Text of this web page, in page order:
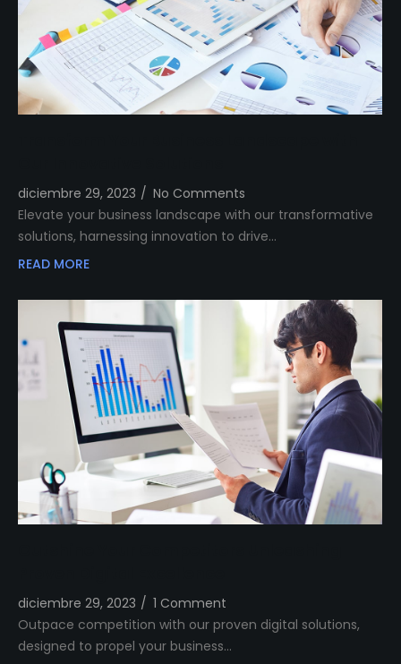
diciembre 29, 2023 / No Comments
Elevate your business landscape with our transformative
solutions, harnessing innovation to drive…
READ MORE
diciembre 29, 2023 / 1 Comment
Outpace competition with our proven digital solutions,
designed to propel your business…